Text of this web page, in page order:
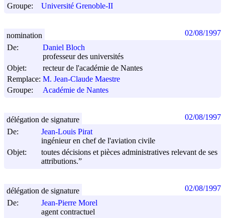
Groupe:
Université Grenoble-II
De:
Daniel Bloch
professeur des universités
Objet:
recteur de l'académie de Nantes
Remplace: M. Jean-Claude Maestre
Groupe:
Académie de Nantes
nomination 02/08/1997
De:
Jean-Louis Pirat
ingénieur en chef de l'aviation civile
Objet:
toutes décisions et pièces administratives relevant de ses
attributions.”
délégation de signature 02/08/1997
De:
Jean-Pierre Morel
agent contractuel
délégation de signature 02/08/1997